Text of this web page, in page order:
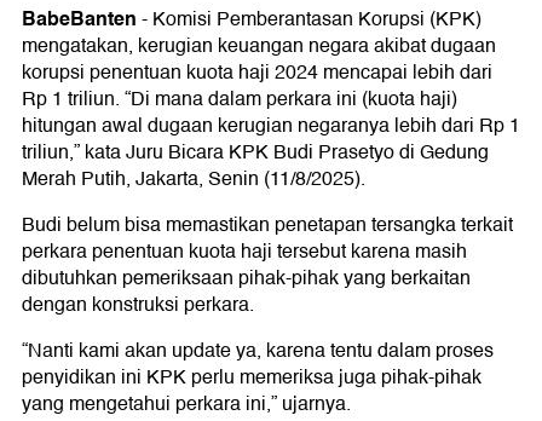
BabeBanten- Komisi Pemberantasan Korupsi (KPK)
mengatakan, kerugian keuangan negara akibat dugaan
korupsi penentuan kuota haji 2024 mencapai lebih dari
Rp 1 triliun. “Di mana dalam perkara ini (kuota haji)
hitungan awal dugaan kerugian negaranya lebih dari Rp 1
triliun,” kata Juru Bicara KPK Budi Prasetyo di Gedung
Merah Putih, Jakarta, Senin (11/8/2025).
Budi belum bisa memastikan penetapan tersangka terkait
perkara penentuan kuota haji tersebut karena masih
dibutuhkan pemeriksaan pihak-pihak yang berkaitan
dengan konstruksi perkara.
“Nanti kami akan update ya, karena tentu dalam proses
penyidikan ini KPK perlu memeriksa juga pihak-pihak
yang mengetahui perkara ini,” ujarnya.